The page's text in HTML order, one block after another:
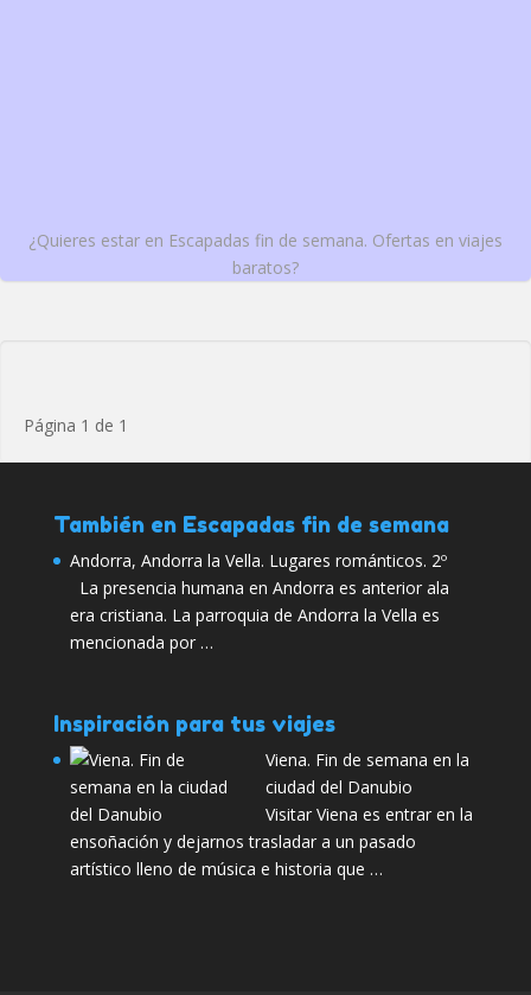
¿Quieres estar en Escapadas fin de semana. Ofertas en viajes
baratos?
Página 1 de 1
También en Escapadas fin de semana
Andorra, Andorra la Vella. Lugares románticos. 2º
La presencia humana en Andorra es anterior ala
era cristiana. La parroquia de Andorra la Vella es
mencionada por …
Inspiración para tus viajes
Viena. Fin de semana en la
ciudad del Danubio
Visitar Viena es entrar en la
ensoñación y dejarnos trasladar a un pasado
artístico lleno de música e historia que …